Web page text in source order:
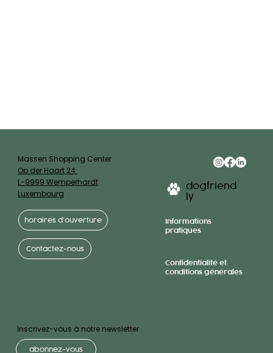
Inscrivez-vous à notre newsletter
abonnez-vous
dogfriend
ly
Informations
pratiques
Confidentialité et
conditions générales
Massen Shopping Center
Op der Haart 24
L-9999 Wemperhardt
Luxembourg
horaires d’ouverture
Contactez-nous